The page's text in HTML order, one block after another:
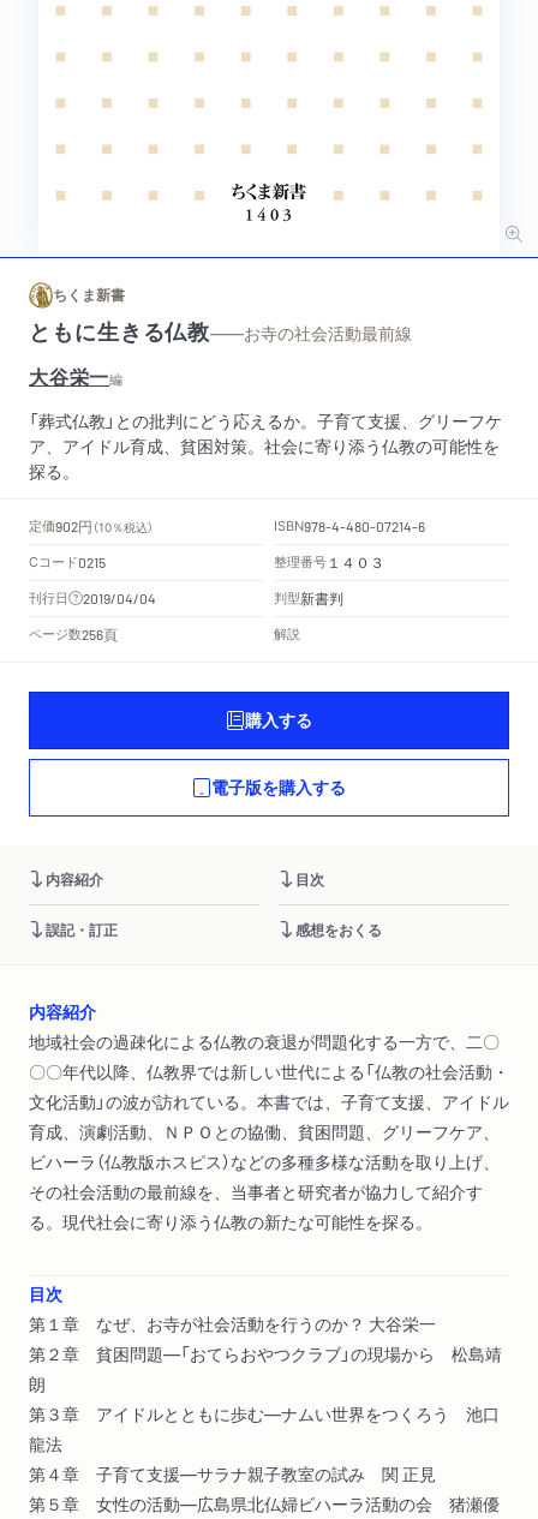
ちくま新書
ともに生きる仏教——お寺の社会活動最前線
大谷栄一編
「葬式仏教」との批判にどう応えるか。子育て支援、グリーフケ
ア、アイドル育成、貧困対策。社会に寄り添う仏教の可能性を
探る。
定価902円 （10％税込） ISBN978-4-480-07214-6
Cコード0215 整理番号 １４０３
刊行日 2019/04/04 判型新書判
ページ数256頁 解説
購入する
電子版を購入する
内容紹介 目次
誤記・訂正 感想をおくる
内容紹介
地域社会の過疎化による仏教の衰退が問題化する一方で、二〇
〇〇年代以降、仏教界では新しい世代による「仏教の社会活動・
文化活動」の波が訪れている。本書では、子育て支援、アイドル
育成、演劇活動、ＮＰＯとの協働、貧困問題、グリーフケア、
ビハーラ（仏教版ホスピス）などの多種多様な活動を取り上げ、
その社会活動の最前線を、当事者と研究者が協力して紹介す
る。現代社会に寄り添う仏教の新たな可能性を探る。
目次
第１章 なぜ、お寺が社会活動を行うのか？ 大谷栄一
第２章 貧困問題―「おてらおやつクラブ」の現場から 松島靖
朗
第３章 アイドルとともに歩む―ナムい世界をつくろう 池口
龍法
第４章 子育て支援―サラナ親子教室の試み 関 正見
第５章 女性の活動―広島県北仏婦ビハーラ活動の会 猪瀬優